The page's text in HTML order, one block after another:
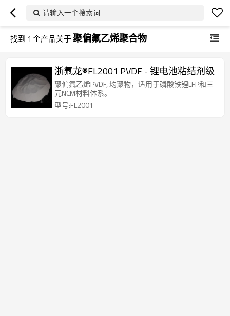
请输入一个搜索词
找到 1 个产品关于聚偏氟乙烯聚合物
浙氟龙®FL2001 PVDF - 锂电池粘结剂级
聚偏氟乙烯PVDF, 均聚物，适用于磷酸铁锂LFP和三
元NCM材料体系。
型号:FL2001